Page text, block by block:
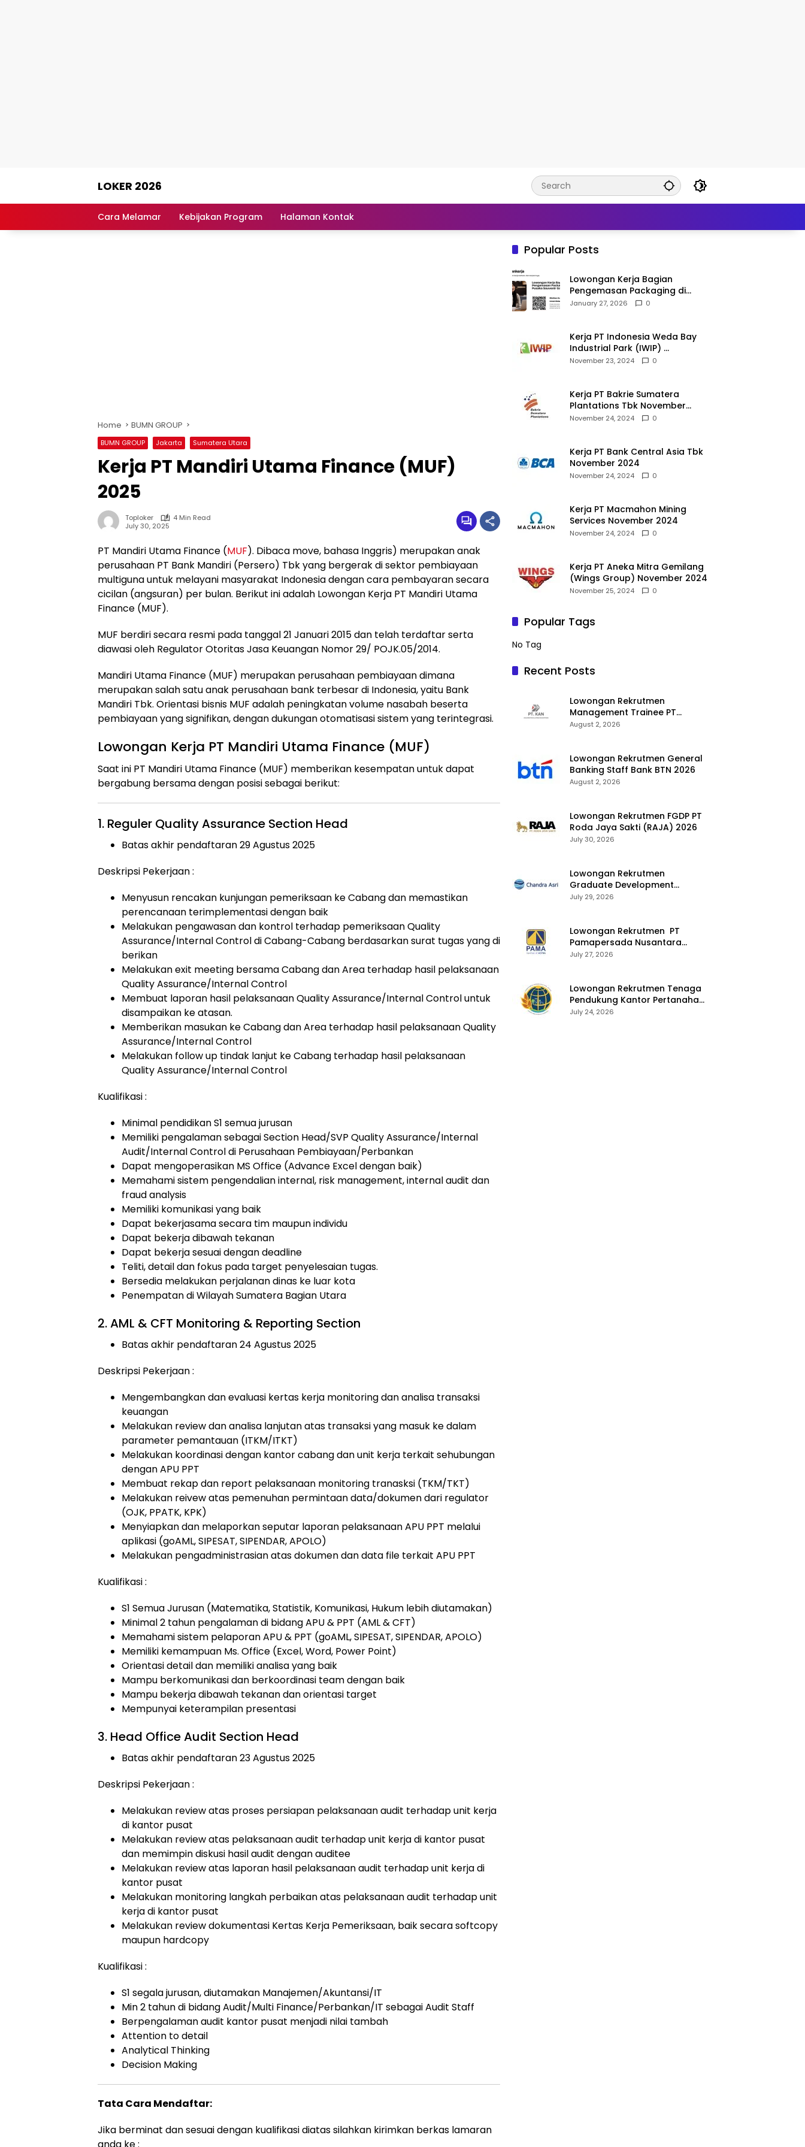
LOKER 2026
Lowongan
Cara Melamar Kebijakan Program Halaman Kontak
Home BUMN GROUP
BUMN GROUP Jakarta Sumatera Utara
Kerja PT Mandiri Utama Finance (MUF)
2025
Toploker
4 Min Read
July 30, 2025
PT Mandiri Utama Finance (MUF). Dibaca move, bahasa Inggris) merupakan anak
perusahaan PT Bank Mandiri (Persero) Tbk yang bergerak di sektor pembiayaan
multiguna untuk melayani masyarakat Indonesia dengan cara pembayaran secara
cicilan (angsuran) per bulan. Berikut ini adalah Lowongan Kerja PT Mandiri Utama
Finance (MUF).
MUF berdiri secara resmi pada tanggal 21 Januari 2015 dan telah terdaftar serta
diawasi oleh Regulator Otoritas Jasa Keuangan Nomor 29/ POJK.05/2014.
Mandiri Utama Finance (MUF) merupakan perusahaan pembiayaan dimana
merupakan salah satu anak perusahaan bank terbesar di Indonesia, yaitu Bank
Mandiri Tbk. Orientasi bisnis MUF adalah peningkatan volume nasabah beserta
pembiayaan yang signifikan, dengan dukungan otomatisasi sistem yang terintegrasi.
Lowongan Kerja PT Mandiri Utama Finance (MUF)
Saat ini PT Mandiri Utama Finance (MUF) memberikan kesempatan untuk dapat
bergabung bersama dengan posisi sebagai berikut:
1. Reguler Quality Assurance Section Head
Batas akhir pendaftaran 29 Agustus 2025
Deskripsi Pekerjaan :
Menyusun rencakan kunjungan pemeriksaan ke Cabang dan memastikan
perencanaan terimplementasi dengan baik
Melakukan pengawasan dan kontrol terhadap pemeriksaan Quality
Assurance/Internal Control di Cabang-Cabang berdasarkan surat tugas yang di
berikan
Melakukan exit meeting bersama Cabang dan Area terhadap hasil pelaksanaan
Quality Assurance/Internal Control
Membuat laporan hasil pelaksanaan Quality Assurance/Internal Control untuk
disampaikan ke atasan.
Memberikan masukan ke Cabang dan Area terhadap hasil pelaksanaan Quality
Assurance/Internal Control
Melakukan follow up tindak lanjut ke Cabang terhadap hasil pelaksanaan
Quality Assurance/Internal Control
Kualifikasi :
Minimal pendidikan S1 semua jurusan
Memiliki pengalaman sebagai Section Head/SVP Quality Assurance/Internal
Audit/Internal Control di Perusahaan Pembiayaan/Perbankan
Dapat mengoperasikan MS Office (Advance Excel dengan baik)
Memahami sistem pengendalian internal, risk management, internal audit dan
fraud analysis
Memiliki komunikasi yang baik
Dapat bekerjasama secara tim maupun individu
Dapat bekerja dibawah tekanan
Dapat bekerja sesuai dengan deadline
Teliti, detail dan fokus pada target penyelesaian tugas.
Bersedia melakukan perjalanan dinas ke luar kota
Penempatan di Wilayah Sumatera Bagian Utara
2. AML & CFT Monitoring & Reporting Section
Batas akhir pendaftaran 24 Agustus 2025
Deskripsi Pekerjaan :
Mengembangkan dan evaluasi kertas kerja monitoring dan analisa transaksi
keuangan
Melakukan review dan analisa lanjutan atas transaksi yang masuk ke dalam
parameter pemantauan (ITKM/ITKT)
Melakukan koordinasi dengan kantor cabang dan unit kerja terkait sehubungan
dengan APU PPT
Membuat rekap dan report pelaksanaan monitoring tranasksi (TKM/TKT)
Melakukan reivew atas pemenuhan permintaan data/dokumen dari regulator
(OJK, PPATK, KPK)
Menyiapkan dan melaporkan seputar laporan pelaksanaan APU PPT melalui
aplikasi (goAML, SIPESAT, SIPENDAR, APOLO)
Melakukan pengadministrasian atas dokumen dan data file terkait APU PPT
Kualifikasi :
S1 Semua Jurusan (Matematika, Statistik, Komunikasi, Hukum lebih diutamakan)
Minimal 2 tahun pengalaman di bidang APU & PPT (AML & CFT)
Memahami sistem pelaporan APU & PPT (goAML, SIPESAT, SIPENDAR, APOLO)
Memiliki kemampuan Ms. Office (Excel, Word, Power Point)
Orientasi detail dan memiliki analisa yang baik
Mampu berkomunikasi dan berkoordinasi team dengan baik
Mampu bekerja dibawah tekanan dan orientasi target
Mempunyai keterampilan presentasi
3. Head Office Audit Section Head
Batas akhir pendaftaran 23 Agustus 2025
Deskripsi Pekerjaan :
Melakukan review atas proses persiapan pelaksanaan audit terhadap unit kerja
di kantor pusat
Melakukan review atas pelaksanaan audit terhadap unit kerja di kantor pusat
dan memimpin diskusi hasil audit dengan auditee
Melakukan review atas laporan hasil pelaksanaan audit terhadap unit kerja di
kantor pusat
Melakukan monitoring langkah perbaikan atas pelaksanaan audit terhadap unit
kerja di kantor pusat
Melakukan review dokumentasi Kertas Kerja Pemeriksaan, baik secara softcopy
maupun hardcopy
Kualifikasi :
S1 segala jurusan, diutamakan Manajemen/Akuntansi/IT
Min 2 tahun di bidang Audit/Multi Finance/Perbankan/IT sebagai Audit Staff
Berpengalaman audit kantor pusat menjadi nilai tambah
Attention to detail
Analytical Thinking
Decision Making
Tata Cara Mendaftar:
Jika berminat dan sesuai dengan kualifikasi diatas silahkan kirimkan berkas lamaran
Popular Posts
Lowongan Kerja Bagian
Pengemasan Packaging di
Pusaka Souvenir Gallery
January 27, 2026 0
Kerja PT Indonesia Weda Bay
Industrial Park (IWIP)
November 2024
November 23, 2024 0
Kerja PT Bakrie Sumatera
Plantations Tbk November
2024
November 24, 2024 0
Kerja PT Bank Central Asia Tbk
November 2024
November 24, 2024 0
Kerja PT Macmahon Mining
Services November 2024
November 24, 2024 0
Kerja PT Aneka Mitra Gemilang
(Wings Group) November 2024
November 25, 2024 0
Popular Tags
No Tag
Recent Posts
Lowongan Rekrutmen
Management Trainee PT
Kalimantan Alumina Nusantara
August 2, 2026
Lowongan Rekrutmen General
Banking Staff Bank BTN 2026
August 2, 2026
Lowongan Rekrutmen FGDP PT
Roda Jaya Sakti (RAJA) 2026
July 30, 2026
Lowongan Rekrutmen
Graduate Development
Program Chandra Asri Group
July 29, 2026
Lowongan Rekrutmen PT
Pamapersada Nusantara
(PAMA) 2026
July 27, 2026
Lowongan Rekrutmen Tenaga
Pendukung Kantor Pertanahan
2026
July 24, 2026